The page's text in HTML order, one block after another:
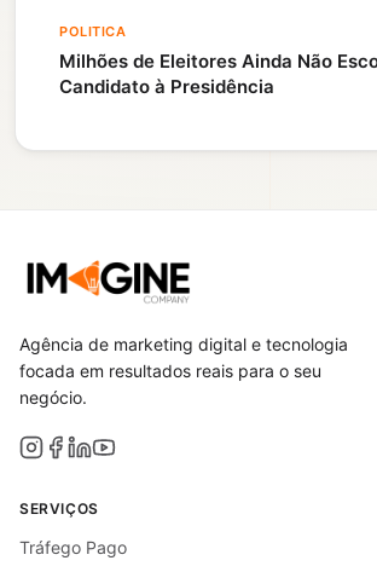
POLITICA
Milhões de Eleitores Ainda Não
Candidato à Presidência
Agência de marketing digital e tecnologia
focada em resultados reais para o seu
negócio.
SERVIÇOS
Tráfego Pago